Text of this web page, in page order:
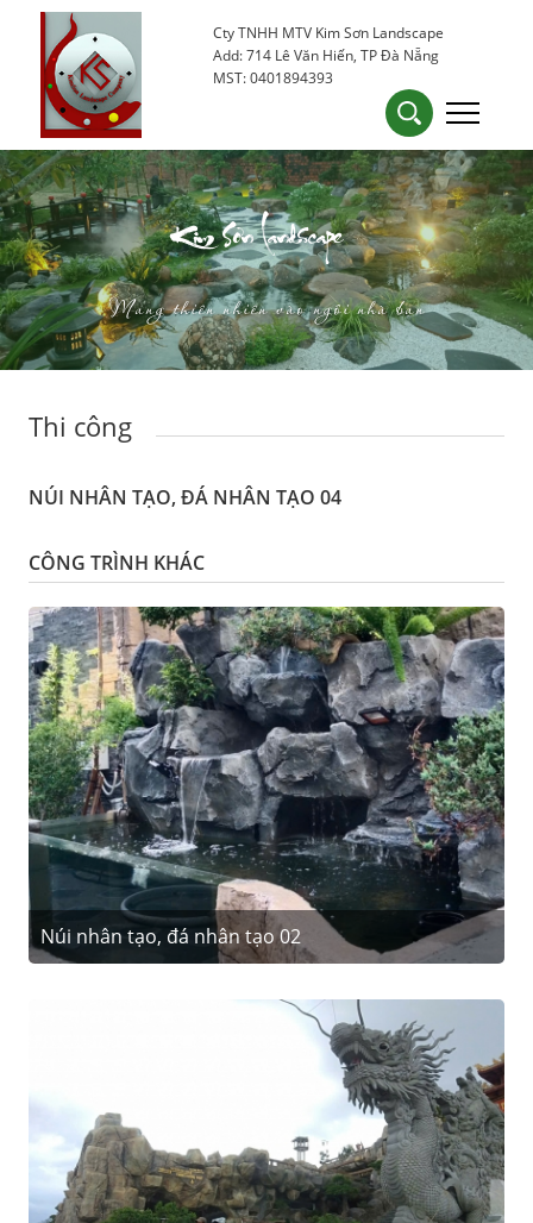
kimsondn84@gmail.com
0905 53 15 25Cty TNHH MTV Kim Sơn Landscape
Add: 714 Lê Văn Hiến, TP Đà Nẵng
MST: 0401894393
Kim Sơn Landscape
Mang thiên nhiên vào ngôi nhà bạn
Thi công
NÚI NHÂN TẠO, ĐÁ NHÂN TẠO 04
CÔNG TRÌNH KHÁC
Núi nhân tạo, đá nhân tạo 02